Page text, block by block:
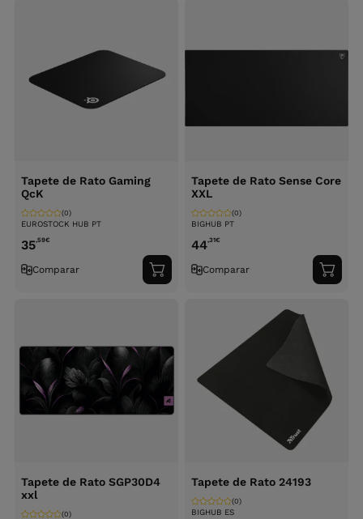
Tapete de Rato Gaming
QcK
EUROSTOCK HUB PT
(0)
35,59€
Comparar
Adicionar
ao
Tapete de Rato Sense Core
XXL
BIGHUB PT
(0)
44,31€
Comparar
ao
Tapete de Rato SGP30D4
xxl
(0)
Tapete de Rato 24193
BIGHUB ES
(0)